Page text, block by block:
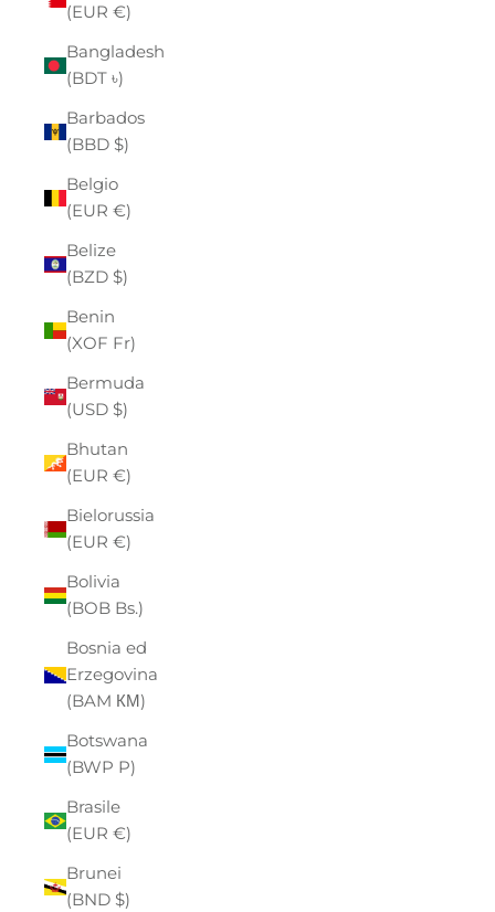
(EUR €)
Bangladesh
(BDT ৳)
Barbados
(BBD $)
Belgio
(EUR €)
Belize
(BZD $)
Benin
(XOF Fr)
Bermuda
(USD $)
Bhutan
(EUR €)
Bielorussia
(EUR €)
Bolivia
(BOB Bs.)
Bosnia ed
Erzegovina
(BAM КМ)
Botswana
(BWP P)
Brasile
(EUR €)
Brunei
(BND $)